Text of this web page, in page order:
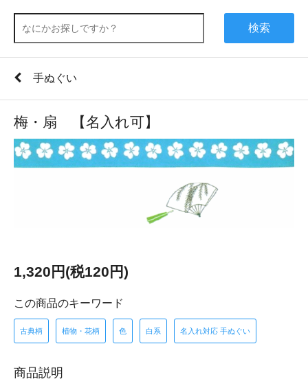
検索
手ぬぐい
梅・扇 【名入れ可】
1,320円(税120円)
この商品のキーワード
古典柄 植物・花柄 色 白系 名入れ対応 手ぬぐい
商品説明